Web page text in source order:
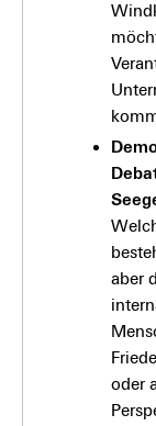
aber
oder